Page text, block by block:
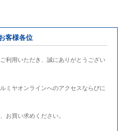
客様各位
利用いただき、誠にありがとうござい
ミヤオンラインへのアクセスならびに
お買い求めください。